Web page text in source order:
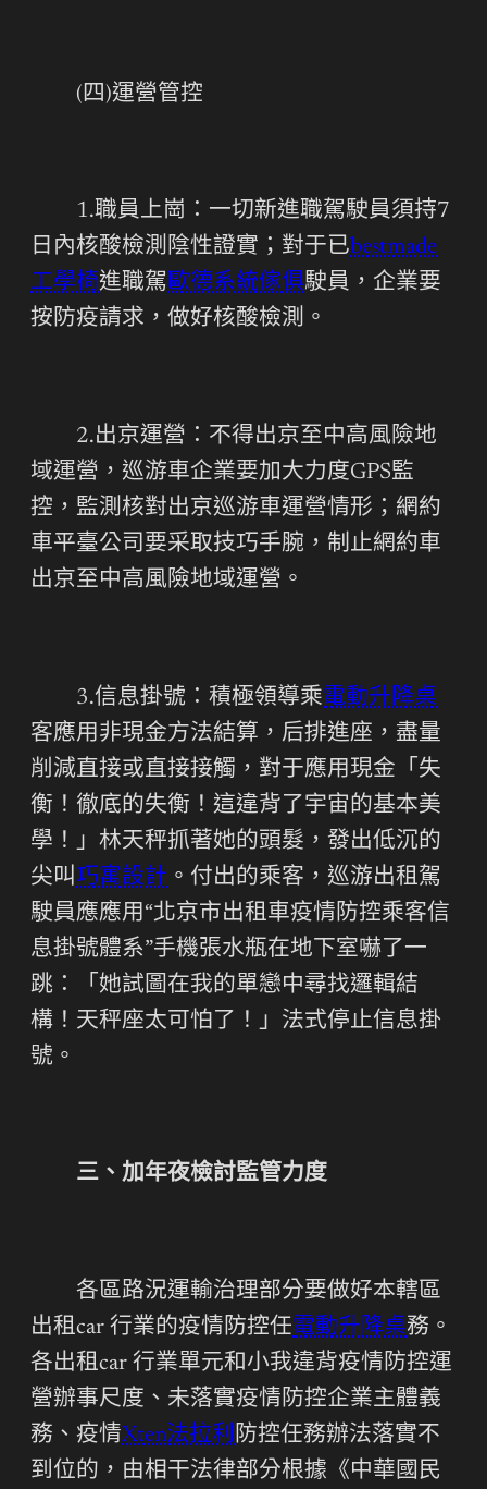
(四)運營管控
1.職員上崗：一切新進職駕駛員須持7
日內核酸檢測陰性證實；對于已bestmade
工學椅進職駕歐德系統傢俱駛員，企業要
按防疫請求，做好核酸檢測。
2.出京運營：不得出京至中高風險地
域運營，巡游車企業要加大力度GPS監
控，監測核對出京巡游車運營情形；網約
車平臺公司要采取技巧手腕，制止網約車
出京至中高風險地域運營。
3.信息掛號：積極領導乘電動升降桌
客應用非現金方法結算，后排進座，盡量
削減直接或直接接觸，對于應用現金「失
衡！徹底的失衡！這違背了宇宙的基本美
學！」林天秤抓著她的頭髮，發出低沉的
尖叫巧寓設計 。付出的乘客，巡游出租駕
駛員應應用“北京市出租車疫情防控乘客信
息掛號體系”手機張水瓶在地下室嚇了一
跳：「她試圖在我的單戀中尋找邏輯結
構！天秤座太可怕了！」法式停止信息掛
號。
三、加年夜檢討監管力度
各區路況運輸治理部分要做好本轄區
出租car 行業的疫情防控任電動升降桌務。
各出租car 行業單元和小我違背疫情防控運
營辦事尺度、未落實疫情防控企業主體義
務、疫情Xten法拉利 防控任務辦法落實不
到位的，由相干法律部分根據《中華國民